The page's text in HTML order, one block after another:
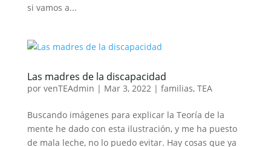
si vamos a...
Las madres de la discapacidad
por venTEAdmin | Mar 3, 2022| familias, TEA
Buscando imágenes para explicar la Teoría de la
mente he dado con esta ilustración, y me ha puesto
de mala leche, no lo puedo evitar. Hay cosas que ya